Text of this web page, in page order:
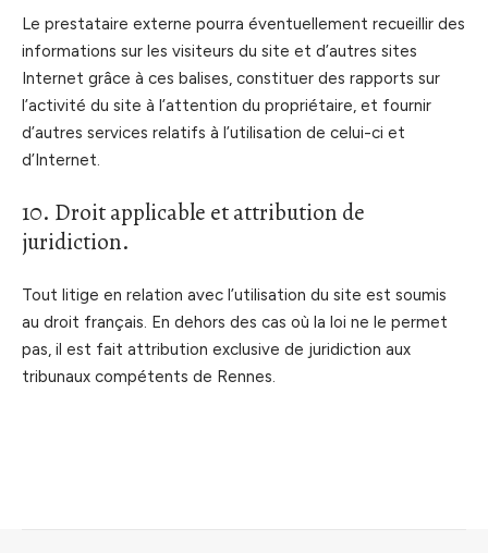
Le prestataire externe pourra éventuellement recueillir des
informations sur les visiteurs du site et d’autres sites
Internet grâce à ces balises, constituer des rapports sur
l’activité du site à l’attention du propriétaire, et fournir
d’autres services relatifs à l’utilisation de celui-ci et
d’Internet.
10. Droit applicable et attribution de
juridiction.
Tout litige en relation avec l’utilisation du site est soumis
au droit français. En dehors des cas où la loi ne le permet
pas, il est fait attribution exclusive de juridiction aux
tribunaux compétents de Rennes.